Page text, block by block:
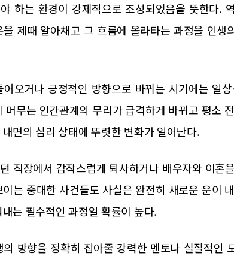
하는 환경이 강제적으로 조성되었음을 뜻한다.
제때 알아채고 그 흐름에 올라타는 과정을 인생
어오거나 긍정적인 방향으로 바뀌는 시기에는 일
머무는 인간관계의 무리가 급격하게 바뀌고 평소
면의 심리 상태에 뚜렷한 변화가 일어난다.
직장에서 갑작스럽게 퇴사하거나 배우자와 이혼
는 중대한 사건들도 사실은 완전히 새로운 운이
는 필수적인 과정일 확률이 높다.
의 방향을 정확히 잡아줄 강력한 멘토나 실질적인